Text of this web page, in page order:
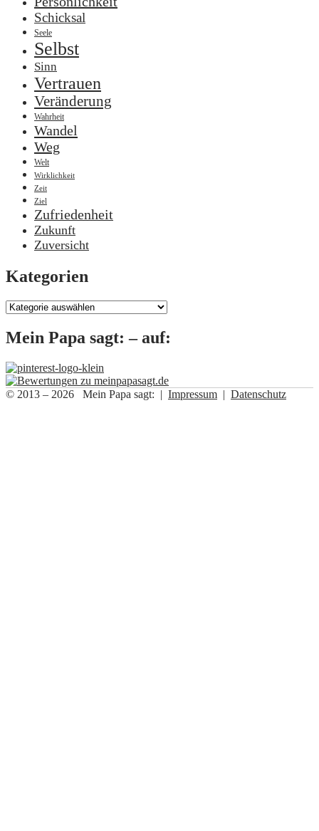
Schicksal
Seele
Selbst
Sinn
Vertrauen
Veränderung
Wahrheit
Wandel
Weg
Welt
Wirklichkeit
Zeit
Ziel
Zufriedenheit
Zukunft
Zuversicht
Kategorien
Kategorien
Mein Papa sagt: – auf:
© 2013 – 2026 Mein Papa sagt: | Impressum | Datenschutz